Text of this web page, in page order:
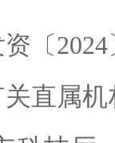
〔
直属